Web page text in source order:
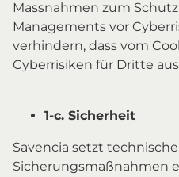
Massnahmen zum
Managements vor
verhindern, dass vom
Cyberrisiken für Dritte
1-c. Sicherheit
Savencia setzt
Sicherungsmaßnahmen